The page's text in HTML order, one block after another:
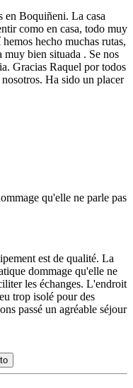
en Boquiñeni. La casa
como en casa, todo muy
hecho muchas rutas,
bien situada . Se nos
Gracias Raquel por todos
Ha sido un placer
qu'elle ne parle pas
est de qualité. La
dommage qu'elle ne
les échanges. L'endroit
trop isolé pour des
passé un agréable séjour